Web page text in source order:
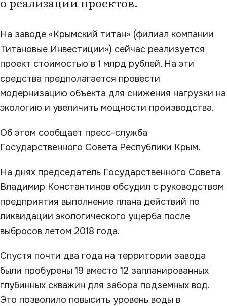
о реализации проектов.
На заводе «Крымский титан» (филиал компании
Титановые Инвестиции») сейчас реализуется
проект стоимостью в 1 млрд рублей. На эти
средства предполагается провести
модернизацию объекта для снижения нагрузки на
экологию и увеличить мощности производства.
Об этом сообщает пресс-служба
Государственного Совета Республики Крым.
На днях председатель Государственного Совета
Владимир Константинов обсудил с руководством
предприятия выполнение плана действий по
ликвидации экологического ущерба после
выбросов летом 2018 года.
Спустя почти два года на территории завода
были пробурены 19 вместо 12 запланированных
глубинных скважин для забора подземных вод.
Это позволило повысить уровень воды в